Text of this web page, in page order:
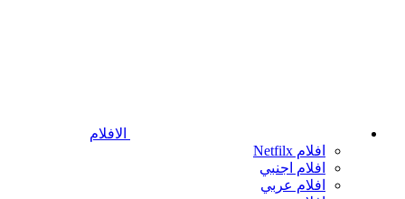
الافلام
افلام Netfilx
افلام اجنبي
افلام عربي